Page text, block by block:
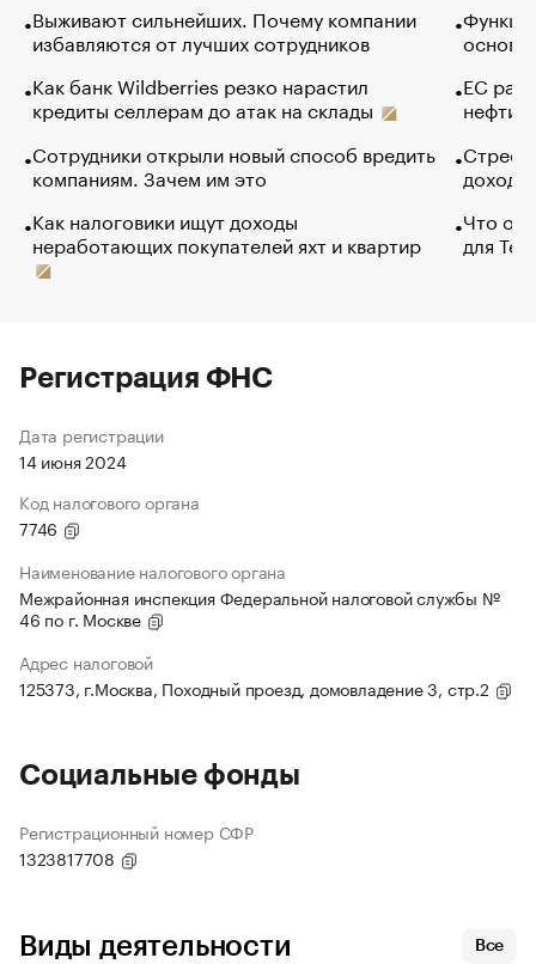
Выживают сильнейших. Почему компании
избавляются от лучших сотрудников
Как банк Wildberries резко нарастил
кредиты селлерам до атак на склады
Сотрудники открыли новый способ вредить
компаниям. Зачем им это
Как налоговики ищут доходы
неработающих покупателей яхт и квартир
основ
ЕС
нефти
Что
для
Регистрация ФНС
Дата регистрации
14 июня 2024
Код налогового органа
7746
Наименование налогового органа
Межрайонная инспекция Федеральной налоговой службы №
46 по г. Москве
Адрес налоговой
125373, г.Москва, Походный проезд, домовладение 3, стр.2
Социальные фонды
Регистрационный номер СФР
1323817708
Виды деятельности Все